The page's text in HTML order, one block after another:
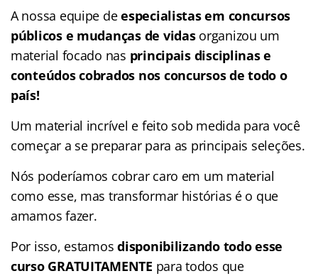
A nossa equipe deespecialistas em concursos
públicos e mudanças de vidasorganizou um
material focado nas principais disciplinas e
conteúdos cobrados nos concursos de todo o
país!
Um material incrível e feito sob medida para você
começar a se preparar para as principais seleções.
Nós poderíamos cobrar caro em um material
como esse, mas transformar histórias é o que
amamos fazer.
Por isso, estamos disponibilizando todo esse
curso GRATUITAMENTE para todos que